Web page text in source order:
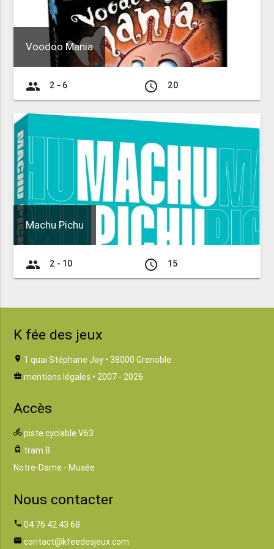
Voodoo Mania
group 2 - 6 access_time 20
Machu Pichu
group 2 - 10 access_time 15
K fée des jeux
location_on 1 quai Stéphane Jay • 38000 Grenoble
business_center mentions légales • 2007 - 2026
Accès
directions_bike piste cyclable V63
tram tram B
Notre-Dame - Musée
Nous contacter
phone 04 76 42 43 68
email contact@kfeedesjeux.com